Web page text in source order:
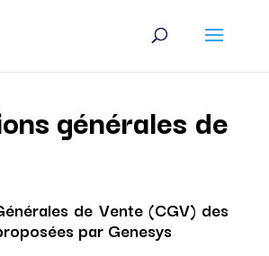
générales de
de Vente (CGV) des
par Genesys